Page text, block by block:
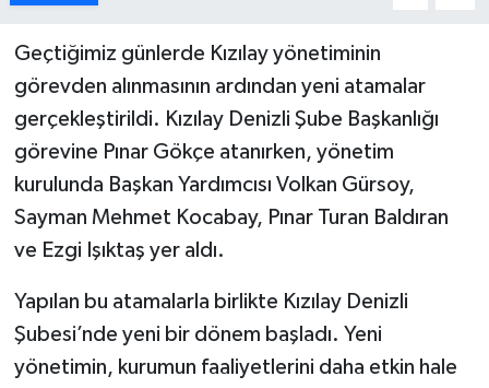
Geçtiğimiz günlerde Kızılay yönetiminin
görevden alınmasının ardından yeni atamalar
gerçekleştirildi. Kızılay Denizli Şube Başkanlığı
görevine Pınar Gökçe atanırken, yönetim
kurulunda Başkan Yardımcısı Volkan Gürsoy,
Sayman Mehmet Kocabay, Pınar Turan Baldıran
ve Ezgi Işıktaş yer aldı.
Yapılan bu atamalarla birlikte Kızılay Denizli
Şubesi’nde yeni bir dönem başladı. Yeni
yönetimin, kurumun faaliyetlerini daha etkin hale